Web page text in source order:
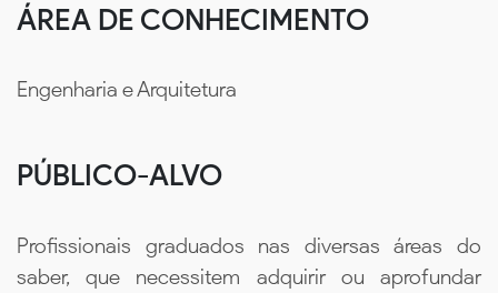
ÁREA DE CONHECIMENTO
Engenharia e Arquitetura
PÚBLICO-ALVO
Profissionais graduados nas diversas áreas do
saber, que necessitem adquirir ou aprofundar